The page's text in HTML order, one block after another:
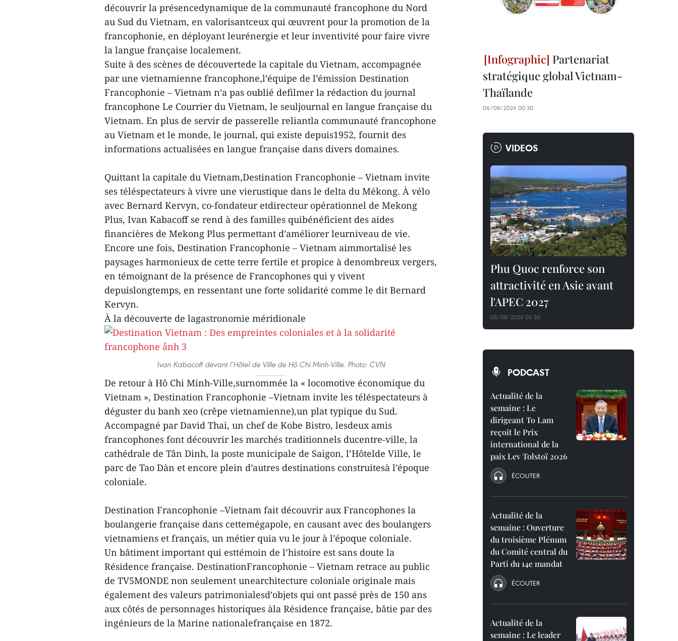
découvrir la présencedynamique de la communauté francophone du Nord
au Sud du Vietnam, en valorisantceux qui œuvrent pour la promotion de la
francophonie, en déployant leurénergie et leur inventivité pour faire vivre
la langue française localement.
Suite à des scènes de découvertede la capitale du Vietnam, accompagnée
par une vietnamienne francophone,l’équipe de l’émission Destination
Francophonie – Vietnam n’a pas oublié defilmer la rédaction du journal
francophone Le Courrier du Vietnam, le seuljournal en langue française du
Vietnam. En plus de servir de passerelle reliantla communauté francophone
au Vietnam et le monde, le journal, qui existe depuis1952, fournit des
informations actualisées en langue française dans divers domaines.
Quittant la capitale du Vietnam,Destination Francophonie – Vietnam invite
ses téléspectateurs à vivre une vierustique dans le delta du Mékong. À vélo
avec Bernard Kervyn, co-fondateur etdirecteur opérationnel de Mekong
Plus, Ivan Kabacoff se rend à des familles quibénéficient des aides
financières de Mekong Plus permettant d’améliorer leurniveau de vie.
Encore une fois, Destination Francophonie – Vietnam aimmortalisé les
paysages harmonieux de cette terre fertile et propice à denombreux vergers,
en témoignant de la présence de Francophones qui y vivent
depuislongtemps, en ressentant une forte solidarité comme le dit Bernard
Kervyn.
À la découverte de lagastronomie méridionale
Ivan Kabacoff devant l’Hôtel de Ville de Hô Chi Minh-Ville. Photo: CVN
De retour à Hô Chi Minh-Ville,surnommée la « locomotive économique du
Vietnam », Destination Francophonie –Vietnam invite les téléspectateurs à
déguster du banh xeo (crêpe vietnamienne),un plat typique du Sud.
Accompagné par David Thai, un chef de Kobe Bistro, lesdeux amis
francophones font découvrir les marchés traditionnels ducentre-ville, la
cathédrale de Tân Dinh, la poste municipale de Saigon, l’Hôtelde Ville, le
parc de Tao Dàn et encore plein d’autres destinations construitesà l’époque
coloniale.
Destination Francophonie –Vietnam fait découvrir aux Francophones la
boulangerie française dans cettemégapole, en causant avec des boulangers
vietnamiens et français, un métier quia vu le jour à l’époque coloniale.
Un bâtiment important qui esttémoin de l’histoire est sans doute la
Résidence française. DestinationFrancophonie – Vietnam retrace au public
de TV5MONDE non seulement unearchitecture coloniale originale mais
également des valeurs patrimonialesd’objets qui ont passé près de 150 ans
aux côtés de personnages historiques àla Résidence française, bâtie par des
ingénieurs de la Marine nationalefrançaise en 1872.
Partenariat
stratégique global Vietnam-
Thaïlande
06/08/2026 00:30
VIDEOS
Phu Quoc renforce son
attractivité en Asie avant
l'APEC 2027
05/08/2026 00:30
PODCAST
Actualité de la
semaine : Le
dirigeant To Lam
reçoit le Prix
international de la
paix Lev Tolstoï 2026
ÉCOUTER
Actualité de la
semaine : Ouverture
du troisième Plénum
du Comité central du
Parti du 14e mandat
ÉCOUTER
Actualité de la
semaine : Le leader